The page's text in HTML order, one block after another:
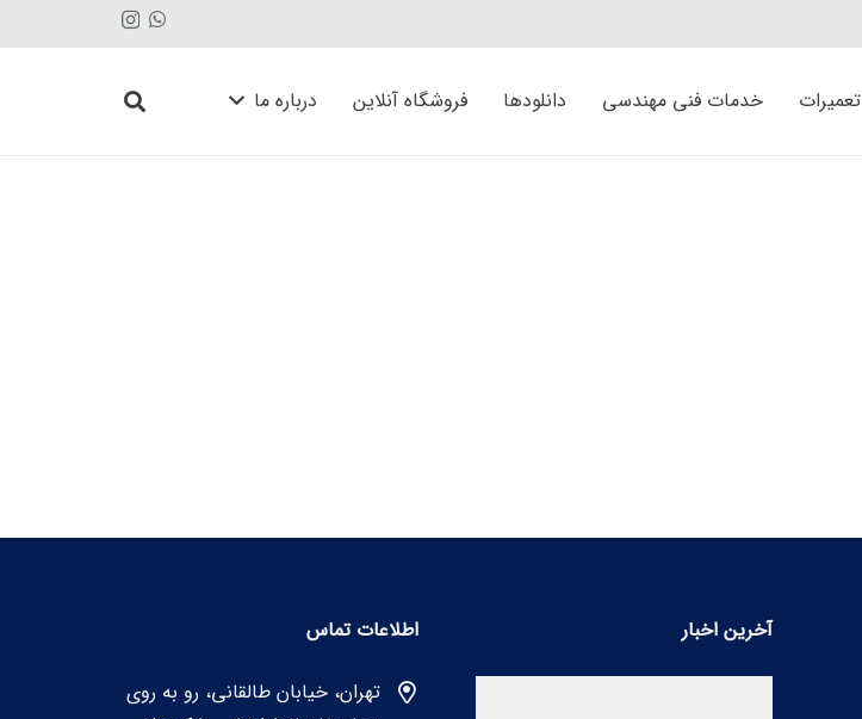
تعمیرات خدمات فنی مهندسی دانلودها فروشگاه آنلاین درباره ما
آخرین اخبار اطلاعات تماس
تهران، خیابان طالقانی، رو به روی